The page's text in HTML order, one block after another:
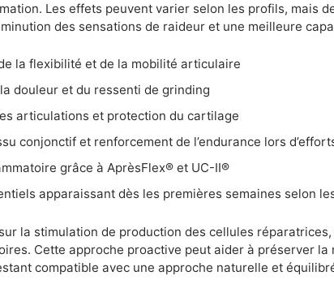
Les effets peuvent varier selon les profils,
des sensations de raideur et une meilleure
la flexibilité et de la mobilité articulaire
douleur et du ressenti de grinding
articulations et protection du cartilage
conjonctif et renforcement de l’endurance lors
grâce à AprèsFlex® et UC-II®
apparaissant dès les premières semaines selon
la stimulation de production des cellules
Cette approche proactive peut aider à préserver
compatible avec une approche naturelle et